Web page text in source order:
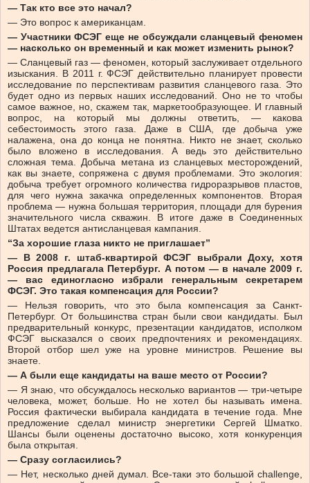
— Так кто все это начал?
— Это вопрос к американцам.
— Участники ФСЭГ еще не обсуждали сланцевый феномен
— насколько он временный и как может изменить рынок?
— Сланцевый газ — феномен, который заслуживает отдельного
изыскания. В 2011 г. ФСЭГ действительно планирует провести
исследование по перспективам развития сланцевого газа. Это
будет одно из первых наших исследований. Оно не то чтобы
самое важное, но, скажем так, маркетообразующее. И главный
вопрос, на который мы должны ответить, — какова
себестоимость этого газа. Даже в США, где добыча уже
налажена, она до конца не понятна. Никто не знает, сколько
было вложено в исследования. А ведь это действительно
сложная тема. Добыча метана из сланцевых месторождений,
как вы знаете, сопряжена с двумя проблемами. Это экология:
добыча требует огромного количества гидроразрывов пластов,
для чего нужна закачка определенных компонентов. Вторая
проблема — нужна большая территория, площади для бурения
значительного числа скважин. В итоге даже в Соединенных
Штатах ведется антисланцевая кампания.
“За хорошие глаза никто не приглашает”
— В 2008 г. штаб-квартирой ФСЭГ выбрали Доху, хотя
Россия предлагала Петербург. А потом — в начале 2009 г.
— вас единогласно избрали генеральным секретарем
ФСЭГ. Это такая компенсация для России?
— Нельзя говорить, что это была компенсация за Санкт-
Петербург. От большинства стран были свои кандидаты. Был
предварительный конкурс, презентации кандидатов, исполком
ФСЭГ высказался о своих предпочтениях и рекомендациях.
Второй отбор шел уже на уровне министров. Решение вы
знаете.
— А были еще кандидаты на ваше место от России?
— Я знаю, что обсуждалось несколько вариантов — три-четыре
человека, может, больше. Но не хотел бы называть имена.
Россия фактически выбирала кандидата в течение года. Мне
предложение сделал министр энергетики Сергей Шматко.
Шансы были оценены достаточно высоко, хотя конкуренция
была открытая.
— Сразу согласились?
— Нет, несколько дней думал. Все-таки это большой challenge,